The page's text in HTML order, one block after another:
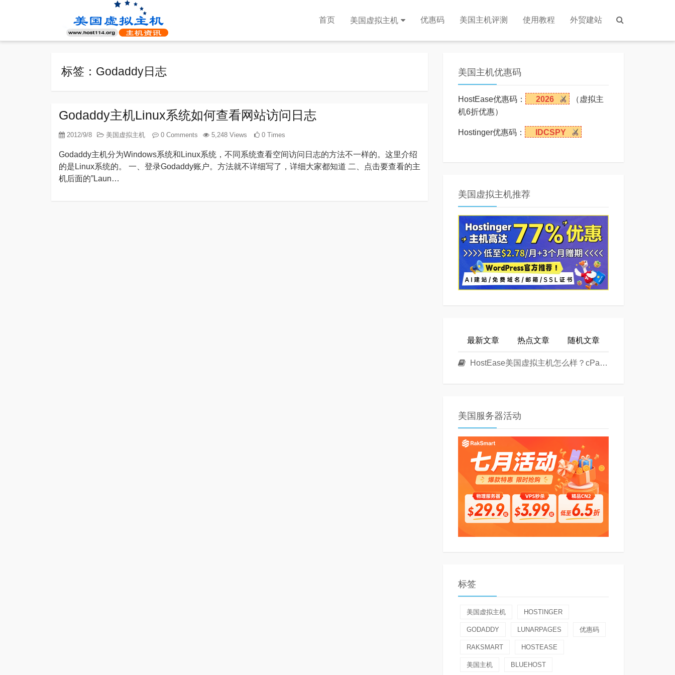
首页 美国虚拟主机 优惠码 美国主机评测 使用教程 外贸建站
标签：Godaddy日志
Godaddy主机Linux系统如何查看网站访问日志
2012/9/8 美国虚拟主机 0 Comments 5,248 Views 0 Times
Godaddy主机分为Windows系统和Linux系统，不同系统查看空间访问日志的方法不一样的。这里介绍
的是Linux系统的。 一、登录Godaddy账户。方法就不详细写了，详细大家都知道 二、点击要查看的主
机后面的”Laun…
美国主机优惠码
HostEase优惠码： 2026
（虚拟主
机6折优惠）
Hostinger优惠码： IDCSPY
美国虚拟主机推荐
最新文章 热点文章 随机文章
HostEase美国虚拟主机怎么样？cPanel面板美国Linux主机方案介绍
美国服务器活动
标签
美国虚拟主机 HOSTINGER
GODADDY LUNARPAGES 优惠码
RAKSMART HOSTEASE
美国主机 BLUEHOST